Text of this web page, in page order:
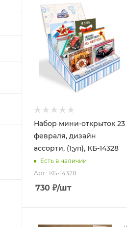
Набор мини-открыток 23
февраля, дизайн
ассорти, (1;уп), КБ-14328
Есть в наличии
Арт.: КБ-14328
730 ₽/шт